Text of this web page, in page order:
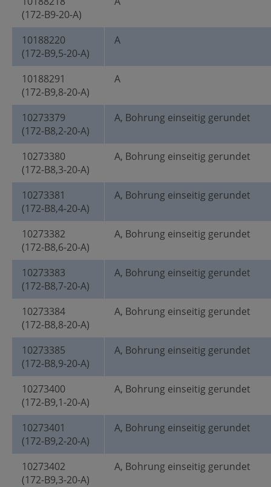
(172-B9-20-A)
10188220
(172-B9,5-20-A)
A
10188291
(172-B9,8-20-A)
A
10273379
(172-B8,2-20-A)
A, Bohrung einseitig gerundet
10273380
(172-B8,3-20-A)
A, Bohrung einseitig gerundet
10273381
(172-B8,4-20-A)
A, Bohrung einseitig gerundet
10273382
(172-B8,6-20-A)
A, Bohrung einseitig gerundet
10273383
(172-B8,7-20-A)
A, Bohrung einseitig gerundet
10273384
(172-B8,8-20-A)
A, Bohrung einseitig gerundet
10273385
(172-B8,9-20-A)
A, Bohrung einseitig gerundet
10273400
(172-B9,1-20-A)
A, Bohrung einseitig gerundet
10273401
(172-B9,2-20-A)
A, Bohrung einseitig gerundet
10273402
(172-B9,3-20-A)
A, Bohrung einseitig gerundet